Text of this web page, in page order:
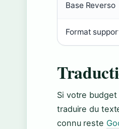
Base Reverso
Format
Si votre
traduire du
connu reste